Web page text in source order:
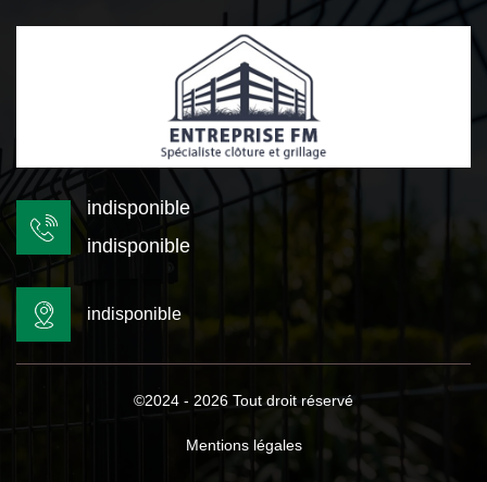
indisponible
indisponible
indisponible
©2024 - 2026 Tout droit réservé
Mentions légales